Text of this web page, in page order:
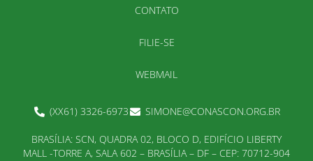
CONTATO
FILIE-SE
WEBMAIL
(XX61) 3326-6973 SIMONE@CONASCON.ORG.BR
BRASÍLIA: SCN, QUADRA 02, BLOCO D, EDIFÍCIO LIBERTY
MALL -TORRE A, SALA 602 – BRASÍLIA – DF – CEP: 70712-904